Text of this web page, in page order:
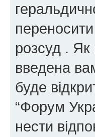
розсуд . Як
введена
буде
“Форум
нести